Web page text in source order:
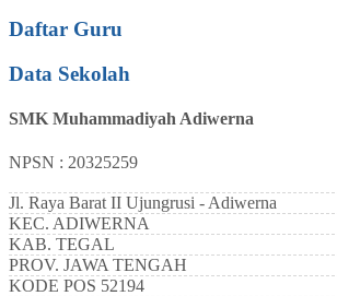
Daftar Guru
Data Sekolah
SMK Muhammadiyah Adiwerna
NPSN : 20325259
Jl. Raya Barat II Ujungrusi - Adiwerna
KEC. ADIWERNA
KAB. TEGAL
PROV. JAWA TENGAH
KODE POS 52194